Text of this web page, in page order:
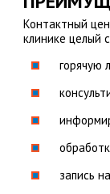
Контактный
клинике целый
горячую
запись